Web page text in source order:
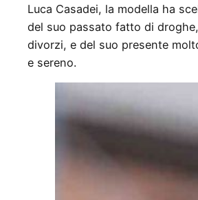
Luca Casadei, la modella ha
del suo passato fatto di
divorzi, e del suo presente
e sereno.